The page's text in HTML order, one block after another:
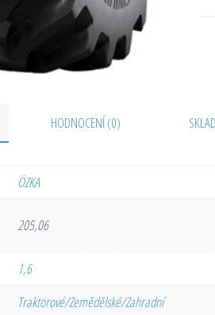
HODNOCENÍ (0)
ÖZKA
205,06
1,6
Traktorové/Zemědělské/Zahradní